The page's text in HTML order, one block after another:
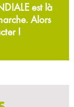
est là
Alors
!